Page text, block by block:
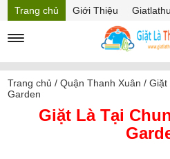
Trang chủ Giới Thiệu
Mã Giảm giá
Trang chủ /Quận Thanh Xuân /Giặt
Garden
Giặt Là Tại